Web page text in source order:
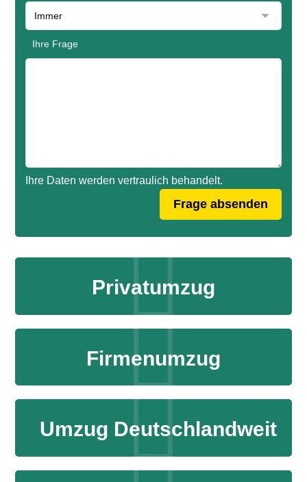
Ihre Frage
Ihre Daten werden vertraulich behandelt.
Privatumzug
Firmenumzug
Umzug Deutschlandweit